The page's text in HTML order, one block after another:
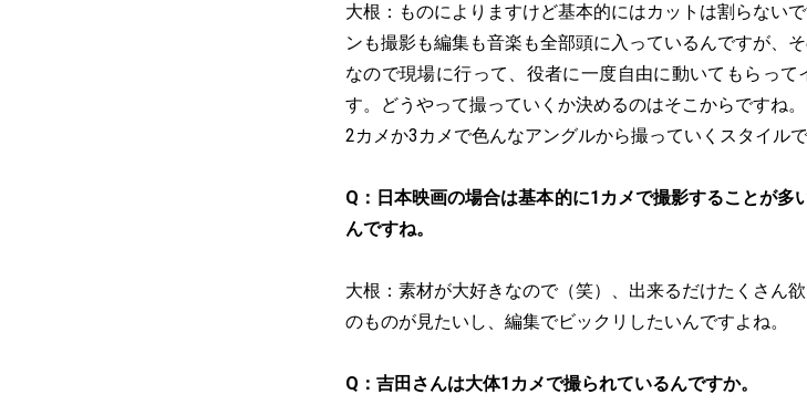
大根：ものによりますけど基本的にはカットは割らない
ンも撮影も編集も音楽も全部頭に入っているんですが、
なので現場に行って、役者に一度自由に動いてもらっ
す。どうやって撮っていくか決めるのはそこからですね
2カメか3カメで色んなアングルから撮っていくスタイルで
Q：日本映画の場合は基本的に1カメで撮影することが多
んですね。
大根：素材が大好きなので（笑）、出来るだけたくさん
のものが見たいし、編集でビックリしたいんですよね。
Q：吉田さんは大体1カメで撮られているんですか。